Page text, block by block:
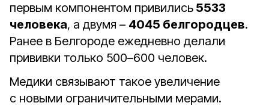
первым компонентом привились 5533
человека, а двумя – 4045 белгородцев.
Ранее в Белгороде ежедневно делали
прививки только 500–600 человек.
Медики связывают такое увеличение
с новыми ограничительными мерами.